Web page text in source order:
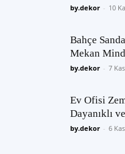
by.dekor - 10
Bahçe
Mekan
by.dekor - 7
Ev Ofisi
Dayanıklı
by.dekor - 6